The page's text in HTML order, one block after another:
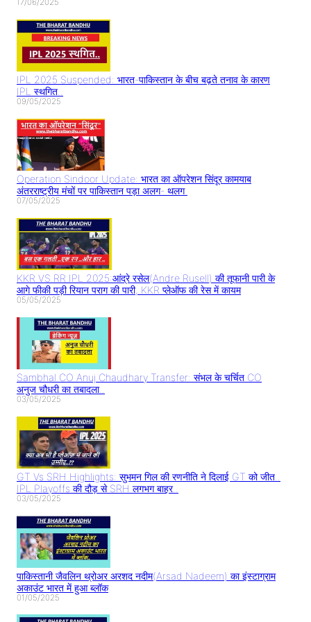
17/06/2025
IPL 2025 Suspended: भारत-पाकिस्तान के बीच बढ़ते तनाव के कारण
IPL स्थगित..
09/05/2025
Operation Sindoor Update: भारत का ऑपरेशन सिंदूर कामयाब
अंतरराष्ट्रीय मंचों पर पाकिस्तान पड़ा अलग- थलग
07/05/2025
KKR VS RR IPL 2025:आंद्रे रसेल(Andre Rusell) की तूफानी पारी के
आगे फीकी पड़ी रियान पराग की पारी, KKR प्लेऑफ की रेस में कायम
05/05/2025
Sambhal CO Anuj Chaudhary Transfer: संभल के चर्चित CO
अनुज चौधरी का तबादला..
03/05/2025
GT Vs SRH Highlights: सुभमन गिल की रणनीति ने दिलाई GT को जीत..
IPL Playoffs की दौड़ से SRH लगभग बाहर..
03/05/2025
पाकिस्तानी जैवलिन थ्रोअर अरशद नदीम(Arsad Nadeem) का इंस्टाग्राम
अकाउंट भारत में हुआ ब्लॉक
01/05/2025